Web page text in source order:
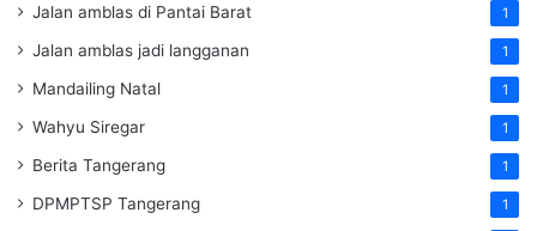
Jalan amblas di Pantai Barat 1
Jalan amblas jadi langganan 1
Mandailing Natal 1
Wahyu Siregar 1
Berita Tangerang 1
DPMPTSP Tangerang 1